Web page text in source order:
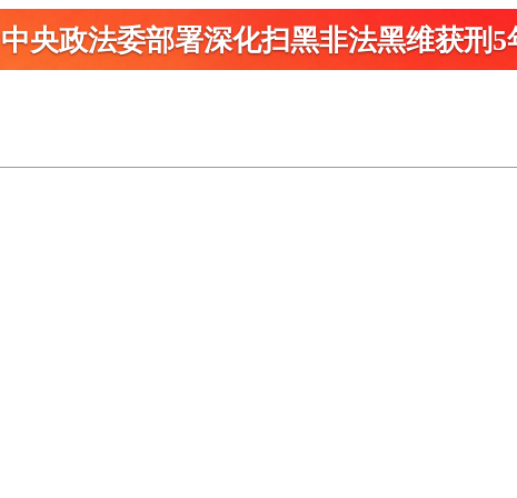
中央政法委部署深化扫黑非法黑维获刑5